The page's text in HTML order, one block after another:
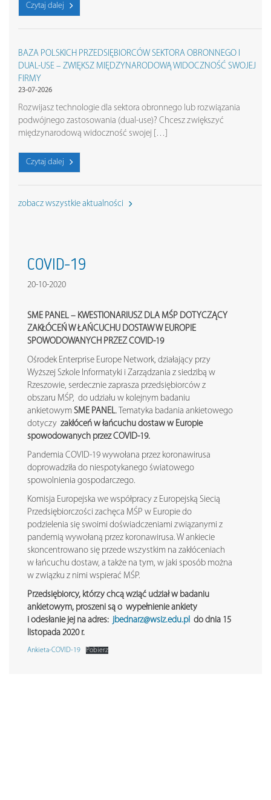
Czytaj dalej
BAZA POLSKICH PRZEDSIĘBIORCÓW SEKTORA OBRONNEGO I
DUAL-USE – ZWIĘKSZ MIĘDZYNARODOWĄ WIDOCZNOŚĆ SWOJEJ
FIRMY
23-07-2026
Rozwijasz technologie dla sektora obronnego lub rozwiązania
podwójnego zastosowania (dual-use)? Chcesz zwiększyć
międzynarodową widoczność swojej […]
Czytaj dalej
zobacz wszystkie aktualności
COVID-19
20-10-2020
SME PANEL – KWESTIONARIUSZ DLA MŚP DOTYCZĄCY
ZAKŁÓCEŃ W ŁAŃCUCHU DOSTAW W EUROPIE
SPOWODOWANYCH PRZEZ COVID-19
Ośrodek Enterprise Europe Network, działający przy
Wyższej Szkole Informatyki i Zarządzania z siedzibą w
Rzeszowie, serdecznie zaprasza przedsiębiorców z
obszaru MŚP, do udziału w kolejnym badaniu
ankietowym SME PANEL. Tematyka badania ankietowego
dotyczy zakłóceń w łańcuchu dostaw w Europie
spowodowanych przez COVID-19.
Pandemia COVID-19 wywołana przez koronawirusa
doprowadziła do niespotykanego światowego
spowolnienia gospodarczego.
Komisja Europejska we współpracy z Europejską Siecią
Przedsiębiorczości zachęca MŚP w Europie do
podzielenia się swoimi doświadczeniami związanymi z
pandemią wywołaną przez koronawirusa. W ankiecie
skoncentrowano się przede wszystkim na zakłóceniach
w łańcuchu dostaw, a także na tym, w jaki sposób można
w związku z nimi wspierać MŚP.
Przedsiębiorcy, którzy chcą wziąć udział w badaniu
ankietowym, proszeni są o wypełnienie ankiety
i odesłanie jej na adres: jbednarz@wsiz.edu.pl do dnia 15
listopada 2020 r.
Ankieta-COVID-19 Pobierz